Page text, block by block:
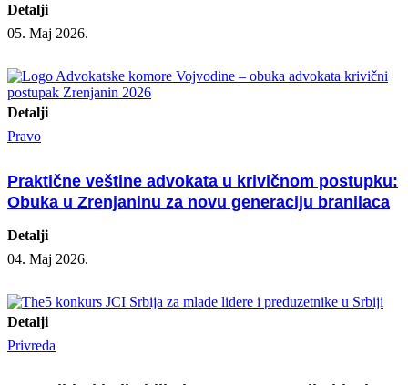
Detalji
05. Maj 2026.
Detalji
Pravo
Praktične veštine advokata u krivičnom postupku:
Obuka u Zrenjaninu za novu generaciju branilaca
Detalji
04. Maj 2026.
Detalji
Privreda